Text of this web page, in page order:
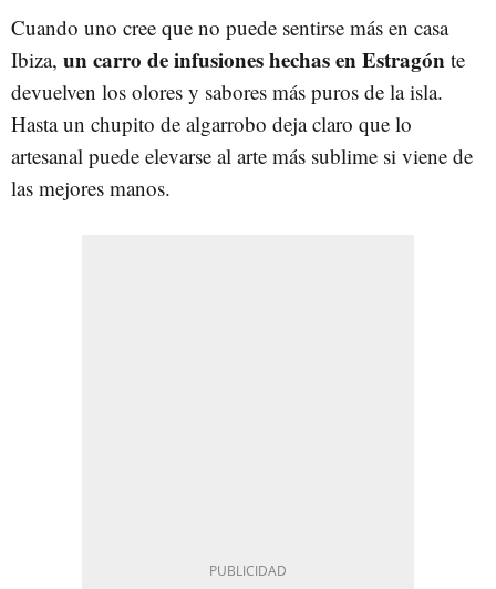
Cuando uno cree que no puede sentirse más en casa
Ibiza, un carro de infusiones hechas en Estragón te
devuelven los olores y sabores más puros de la isla.
Hasta un chupito de algarrobo deja claro que lo
artesanal puede elevarse al arte más sublime si viene de
las mejores manos.